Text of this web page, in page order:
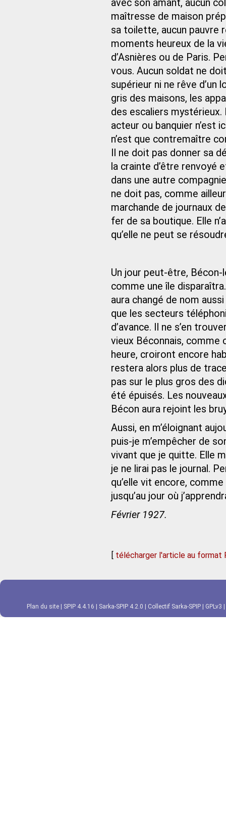
avec son amant, aucun
maîtresse de maison
sa toilette, aucun pauvre
moments heureux de la
d’Asnières ou de Paris.
vous. Aucun soldat ne
supérieur ni ne rêve d’un
gris des maisons, les
des escaliers
acteur ou banquier n’est
n’est que contremaître
Il ne doit pas donner sa
la crainte d’être renvoyé
dans une autre
ne doit pas, comme
marchande de journaux
fer de sa boutique. Elle
qu’elle ne peut se
Un jour peut-être, Bécon-
comme une île
aura changé de nom
que les secteurs
d’avance. Il ne s’en
vieux Béconnais, comme
heure, croiront encore
restera alors plus de
pas sur le plus gros des
été épuisés. Les
Bécon aura rejoint les
Aussi, en m’éloignant
puis-je m’empêcher de
vivant que je quitte. Elle
je ne lirai pas le journal.
qu’elle vit encore,
jusqu’au jour où
Février 1927.
[ télécharger l'article au format
Plan du site SPIP 4.4.16 Sarka-SPIP 4.2.0 Collectif Sarka-SPIP GPLv3